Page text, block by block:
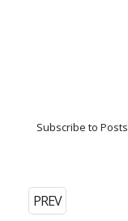
Subscribe to Posts
PREV